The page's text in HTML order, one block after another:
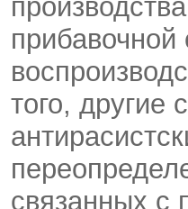
того,
связанных с